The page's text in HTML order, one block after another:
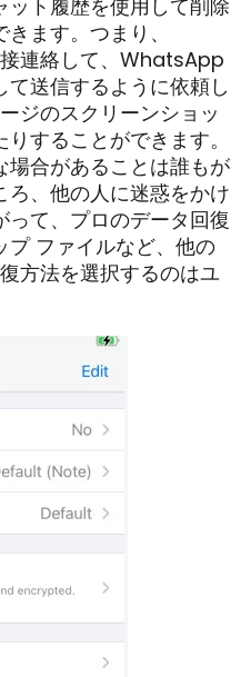
ット履歴を使用して削除
ます。つまり、
連絡して、WhatsApp
送信するように依頼し
ジのスクリーンショッ
することができます。
場合があることは誰もが
、他の人に迷惑をかけ
って、プロのデータ回復
プ ファイルなど、他の
方法を選択するのはユ